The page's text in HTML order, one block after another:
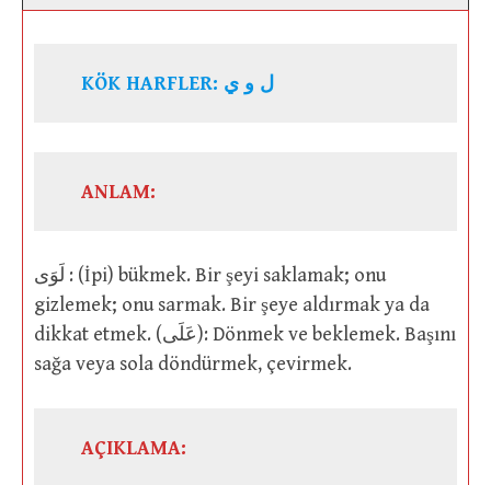
KÖK HARFLER: ل و ي
ANLAM:
لَوَى : (İpi) bükmek. Bir şeyi saklamak; onu
gizlemek; onu sarmak. Bir şeye aldırmak ya da
dikkat etmek. (عَلَى): Dönmek ve beklemek. Başını
sağa veya sola döndürmek, çevirmek.
AÇIKLAMA: